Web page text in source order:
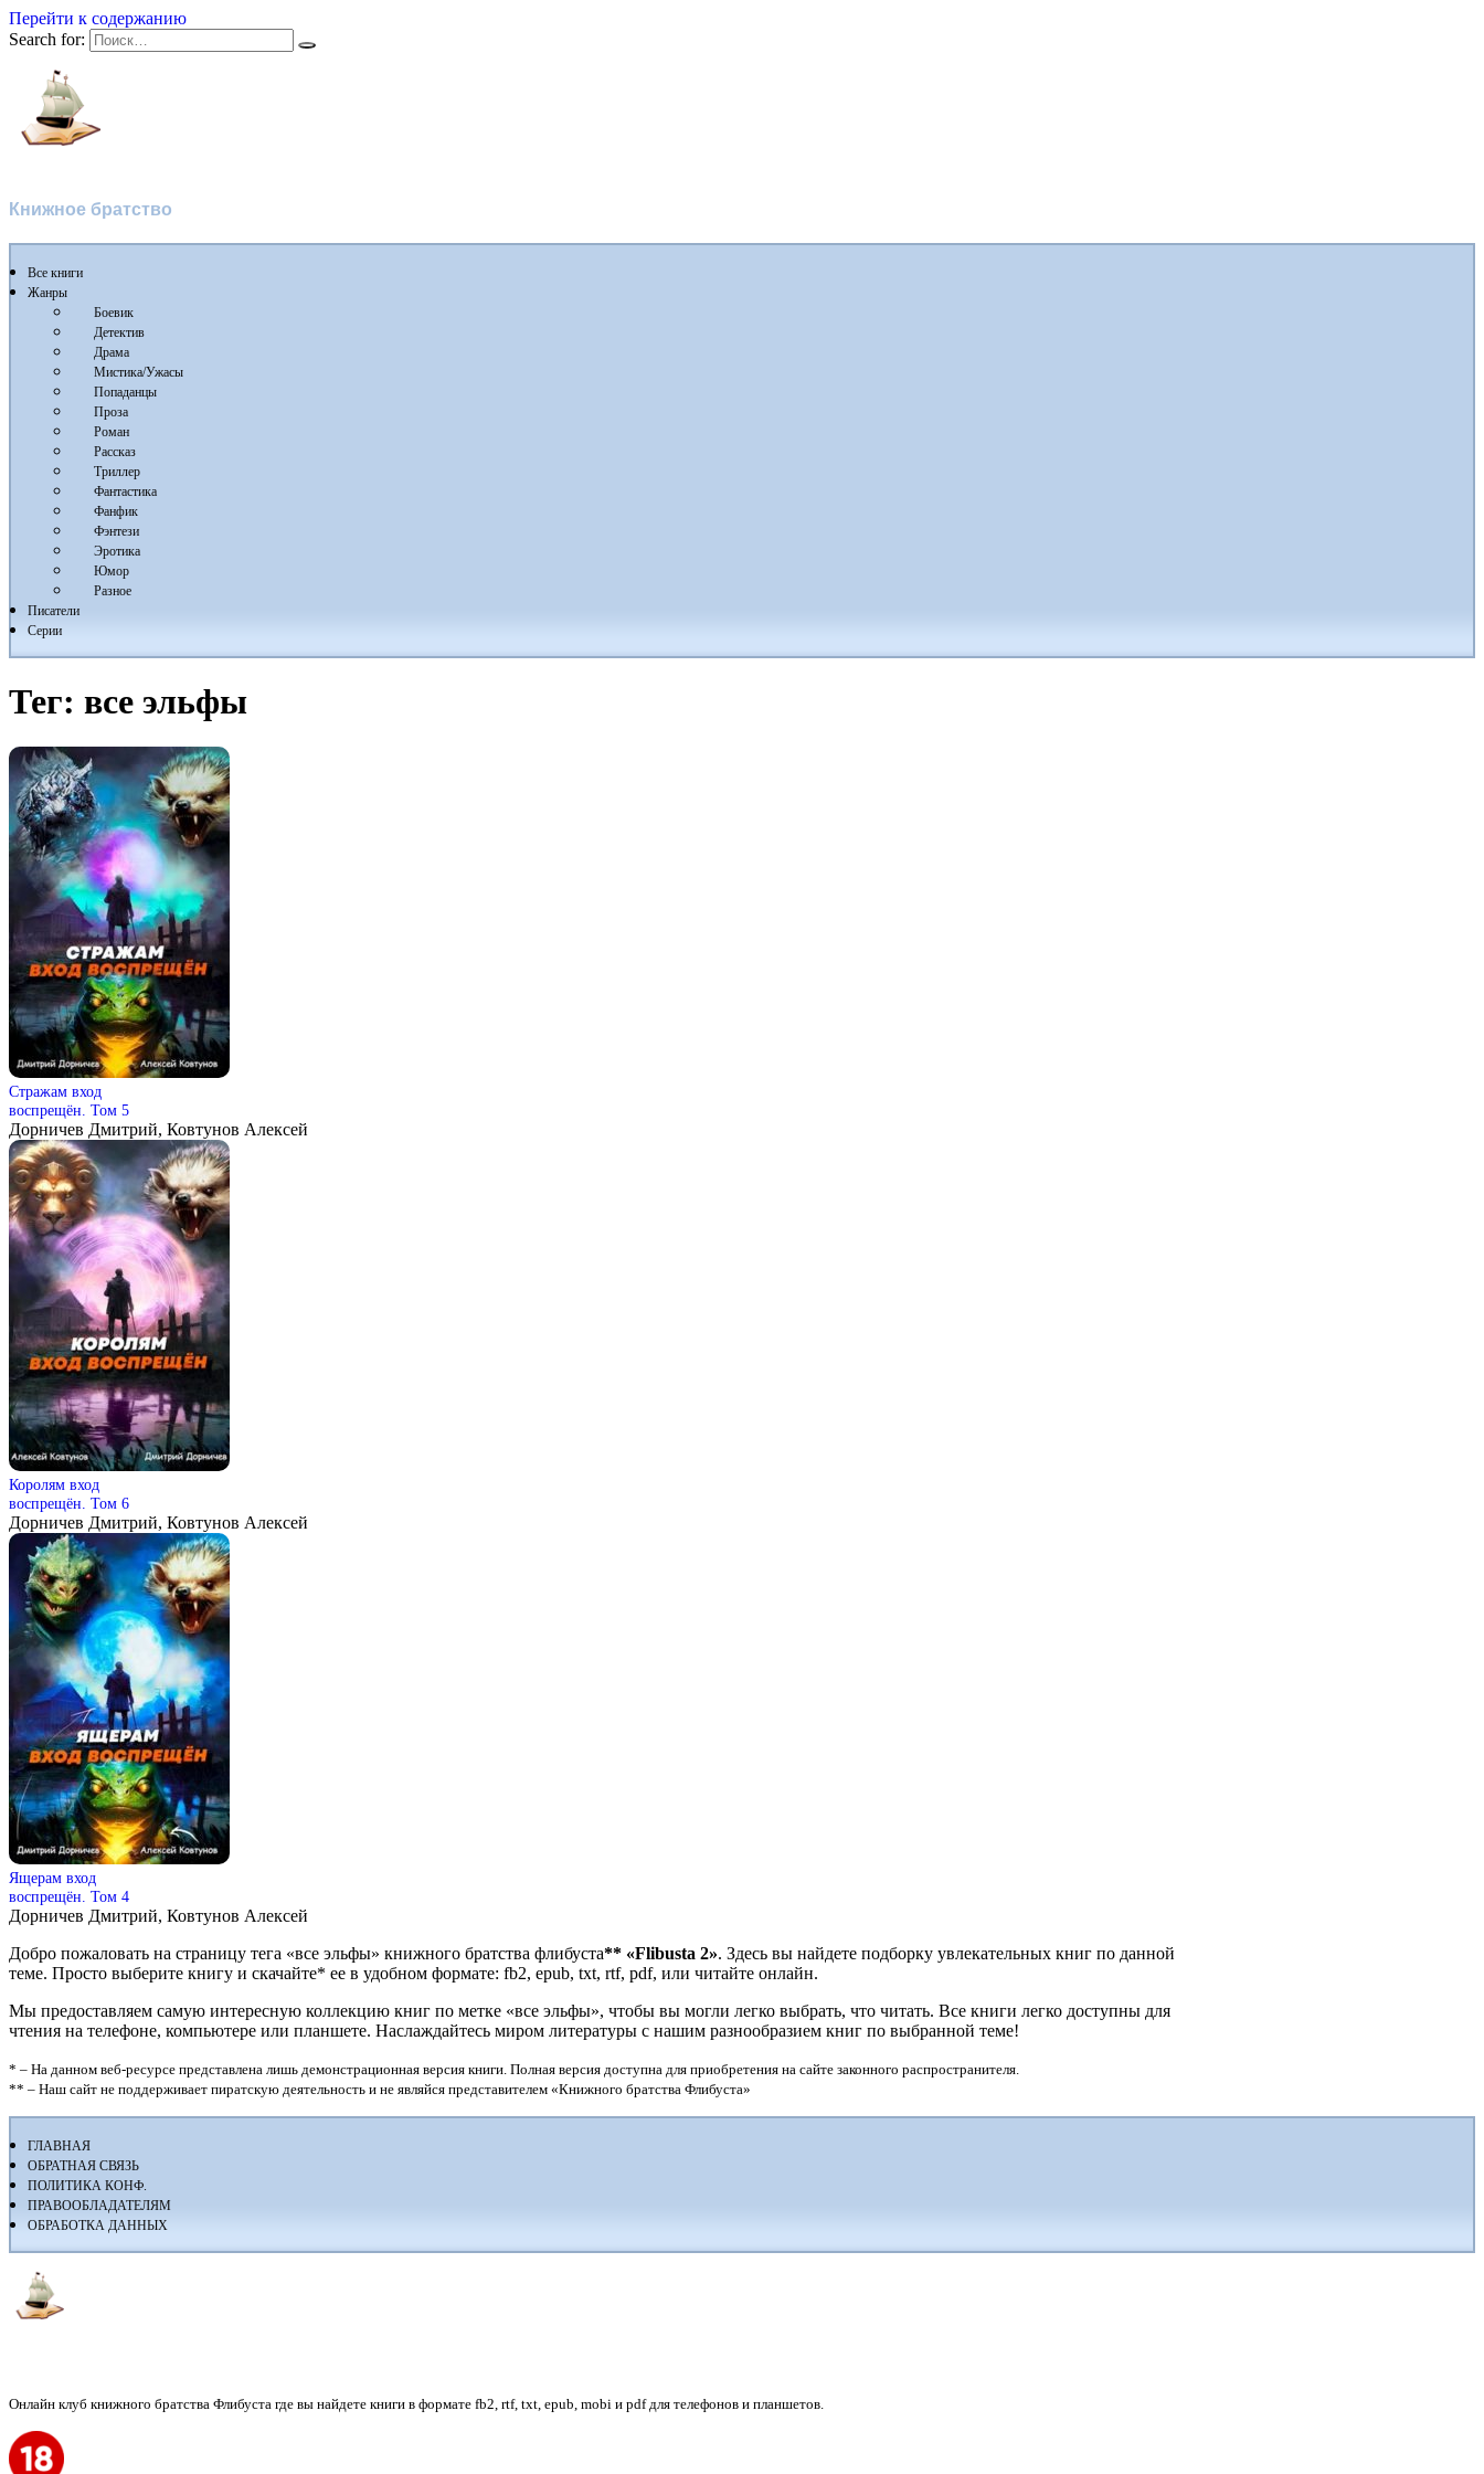
Перейти к содержанию
Search for:
Книжное братство
Все книги
Жанры
Боевик
Детектив
Драма
Мистика/Ужасы
Попаданцы
Проза
Роман
Рассказ
Триллер
Фантастика
Фанфик
Фэнтези
Эротика
Юмор
Разное
Писатели
Серии
Тег: все эльфы
Стражам вход
воспрещён. Том 5
Дорничев Дмитрий, Ковтунов Алексей
Королям вход
воспрещён. Том 6
Дорничев Дмитрий, Ковтунов Алексей
Ящерам вход
воспрещён. Том 4
Дорничев Дмитрий, Ковтунов Алексей
Добро пожаловать на страницу тега «все эльфы» книжного братства флибуста** «Flibusta 2». Здесь вы найдете подборку увлекательных книг по данной
теме. Просто выберите книгу и скачайте* ее в удобном формате: fb2, epub, txt, rtf, pdf, или читайте онлайн.
Мы предоставляем самую интересную коллекцию книг по метке «все эльфы», чтобы вы могли легко выбрать, что читать. Все книги легко доступны для
чтения на телефоне, компьютере или планшете. Наслаждайтесь миром литературы с нашим разнообразием книг по выбранной теме!
* – На данном веб-ресурсе представлена лишь демонстрационная версия книги. Полная версия доступна для приобретения на сайте законного распространителя.
** – Наш сайт не поддерживает пиратскую деятельность и не являйся представителем «Книжного братства Флибуста»
ГЛАВНАЯ
ОБРАТНАЯ СВЯЗЬ
ПОЛИТИКА КОНФ.
ПРАВООБЛАДАТЕЛЯМ
ОБРАБОТКА ДАННЫХ
Онлайн клуб книжного братства Флибуста где вы найдете книги в формате fb2, rtf, txt, epub, mobi и pdf для телефонов и планшетов.